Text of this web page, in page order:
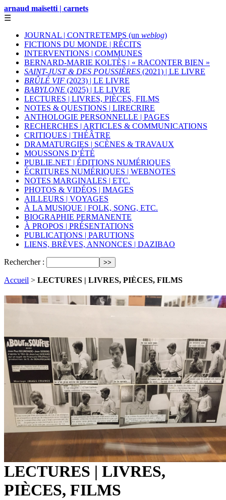
arnaud maïsetti | carnets
☰
JOURNAL | CONTRETEMPS (un weblog)
FICTIONS DU MONDE | RÉCITS
INTERVENTIONS | COMMUNES
BERNARD-MARIE KOLTÈS | « RACONTER BIEN »
SAINT-JUST & DES POUSSIÈRES (2021) | LE LIVRE
BRÛLÉ VIF (2023) | LE LIVRE
BABYLONE (2025) | LE LIVRE
LECTURES | LIVRES, PIÈCES, FILMS
NOTES & QUESTIONS | LIRECRIRE
ANTHOLOGIE PERSONNELLE | PAGES
RECHERCHES | ARTICLES & COMMUNICATIONS
CRITIQUES | THÉÂTRE
DRAMATURGIES | SCÈNES & TRAVAUX
MOUSSONS D’ÉTÉ
PUBLIE.NET | ÉDITIONS NUMÉRIQUES
ÉCRITURES NUMÉRIQUES | WEBNOTES
NOTES MARGINALES | ETC.
PHOTOS & VIDÉOS | IMAGES
AILLEURS | VOYAGES
À LA MUSIQUE | FOLK, SONG, ETC.
BIOGRAPHIE PERMANENTE
À PROPOS | PRÉSENTATIONS
PUBLICATIONS | PARUTIONS
LIENS, BRÈVES, ANNONCES | DAZIBAO
Rechercher :
Accueil > LECTURES | LIVRES, PIÈCES, FILMS
LECTURES | LIVRES,
PIÈCES, FILMS